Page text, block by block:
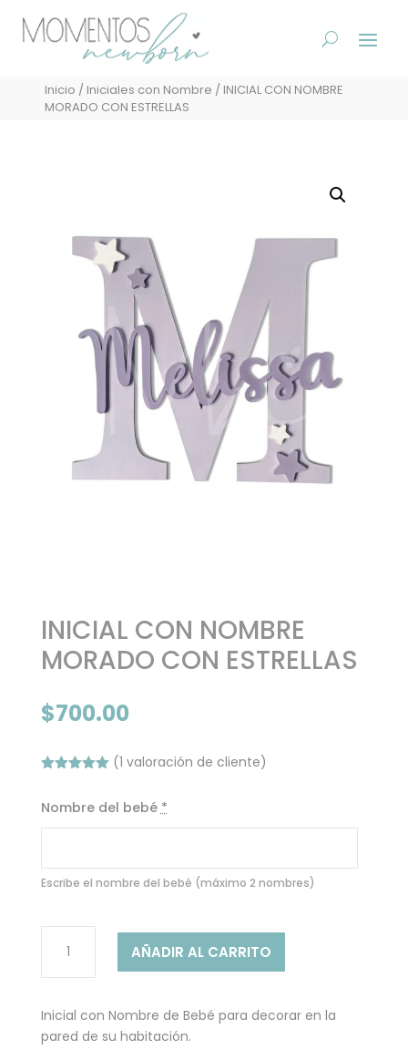
Inicio / Iniciales con Nombre / INICIAL CON NOMBRE
MORADO CON ESTRELLAS
INICIAL CON NOMBRE
MORADO CON ESTRELLAS
$700.00
5 en base
de un
(1 valoración de cliente)
Nombre del bebé *
Escribe el nombre del bebé (máximo 2 nombres)
CON
NOMBRE
CON
ESTRELLAS
AÑADIR AL CARRITO
Inicial con Nombre de Bebé para decorar en la
pared de su habitación.